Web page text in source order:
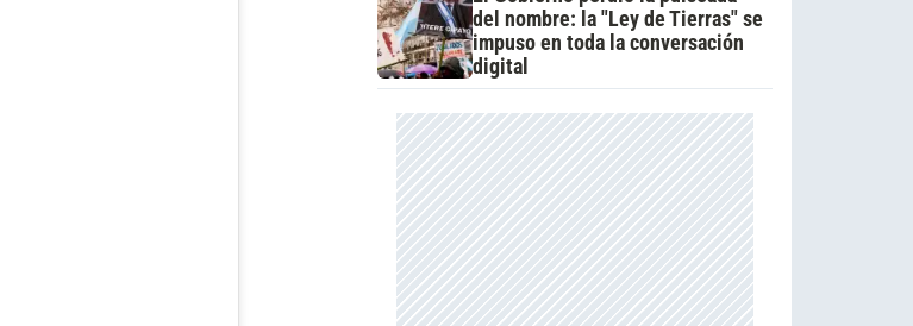
del nombre: la "Ley de Tierras" se
impuso en toda la conversación
digital